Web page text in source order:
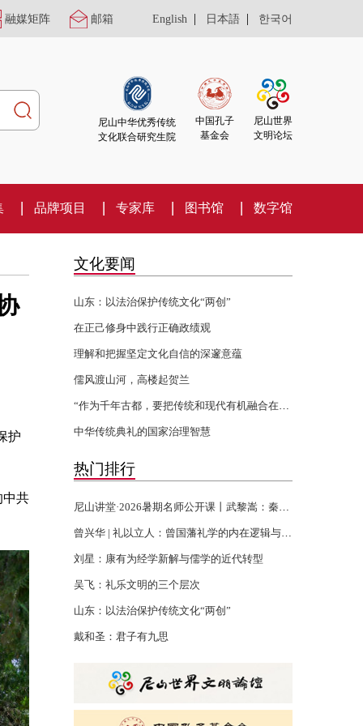
融媒矩阵 邮箱 English | 日本語 | 한국어
尼山中华优秀传统
文化联合研究生院
中国孔子
基金会
尼山世界
文明论坛
品牌项目 专家库 图书馆 数字馆
护
中共
文化要闻
山东：以法治保护传统文化“两创”
在正己修身中践行正确政绩观
理解和把握坚定文化自信的深邃意蕴
儒风渡山河，高楼起贺兰
中华传统典礼的国家治理智慧
热门排行
刘星：康有为经学新解与儒学的近代转型
吴飞：礼乐文明的三个层次
山东：以法治保护传统文化“两创”
戴和圣：君子有九思